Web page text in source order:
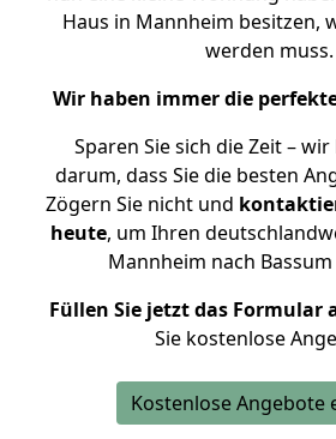
Haus in Mannheim besitzen,
werden muss.
Wir haben immer die
Sparen Sie sich die Zeit –
darum, dass Sie die besten
Zögern Sie nicht und
heute, um Ihren
Mannheim nach
Füllen Sie jetzt das Formular
Sie kostenlose
Kostenlose Angebote